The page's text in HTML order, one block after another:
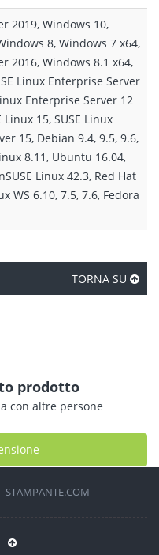
2019, Windows 10,
8, Windows 7 x64,
2016, Windows 8.1 x64,
Linux Enterprise Server
Enterprise Server 12
Linux 15, SUSE Linux
15, Debian 9.4, 9.5, 9.6,
8.11, Ubuntu 16.04,
Linux 42.3, Red Hat
WS 6.10, 7.5, 7.6, Fedora
TORNA SU
prodotto
con altre persone
STAMPANTE.COM